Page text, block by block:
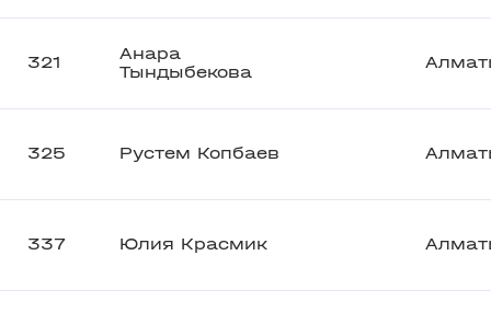
321
Анара
Тындыбекова
325 Рустем Копбаев
337 Юлия Красмик